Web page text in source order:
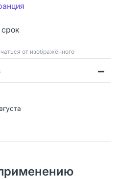
от изображённого